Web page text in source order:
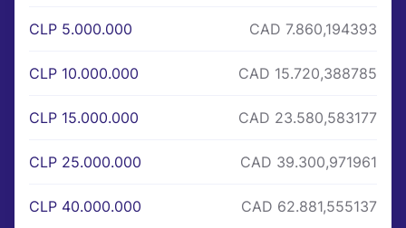
CLP 5.000.000 CAD 7.860,194393
CLP 10.000.000 CAD 15.720,388785
CLP 15.000.000 CAD 23.580,583177
CLP 25.000.000 CAD 39.300,971961
CLP 40.000.000 CAD 62.881,555137